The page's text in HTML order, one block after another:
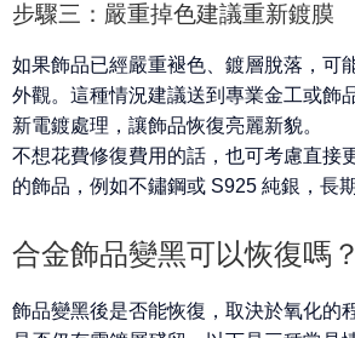
步驟三：嚴重掉色建議重新鍍膜
如果飾品已經嚴重褪色、鍍層脫落 ，可
外觀。這種情況建議送到專業金工或飾
新電鍍處理，讓飾品恢復亮麗新貌。
不想花費修復費用的話，也可考慮直接
的飾品 ，例如不鏽鋼或 S925 純銀，長
合金飾品變黑可以恢復嗎
飾品變黑後是否能恢復，取決於氧化的